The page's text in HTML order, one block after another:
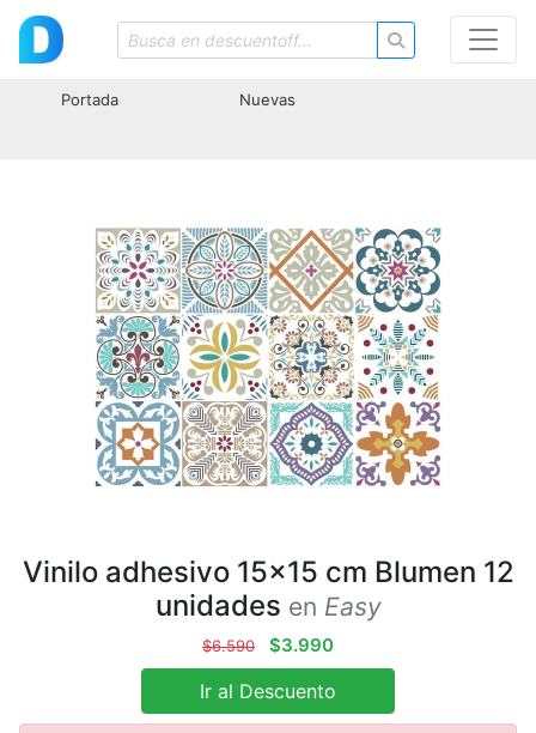
Portada Nuevas
Vinilo adhesivo 15x15 cm Blumen 12
unidades en Easy
$6.590 $3.990
Ir al Descuento